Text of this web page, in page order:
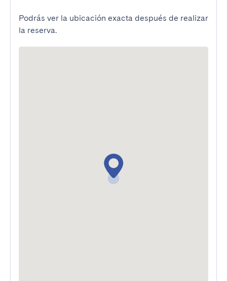
Podrás ver la ubicación exacta después de realizar
la reserva.